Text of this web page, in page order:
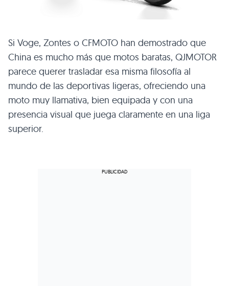
Si Voge, Zontes o CFMOTO han demostrado que
China es mucho más que motos baratas, QJMOTOR
parece querer trasladar esa misma filosofía al
mundo de las deportivas ligeras, ofreciendo una
moto muy llamativa, bien equipada y con una
presencia visual que juega claramente en una liga
superior.